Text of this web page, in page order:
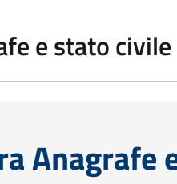
e stato civile
Anagrafe